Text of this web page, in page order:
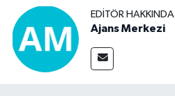
EDITÖR HAKKINDA
Ajans Merkezi